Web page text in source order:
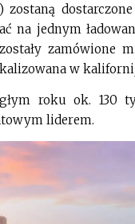
na jednym
zamówione
w
roku ok. 130
liderem.